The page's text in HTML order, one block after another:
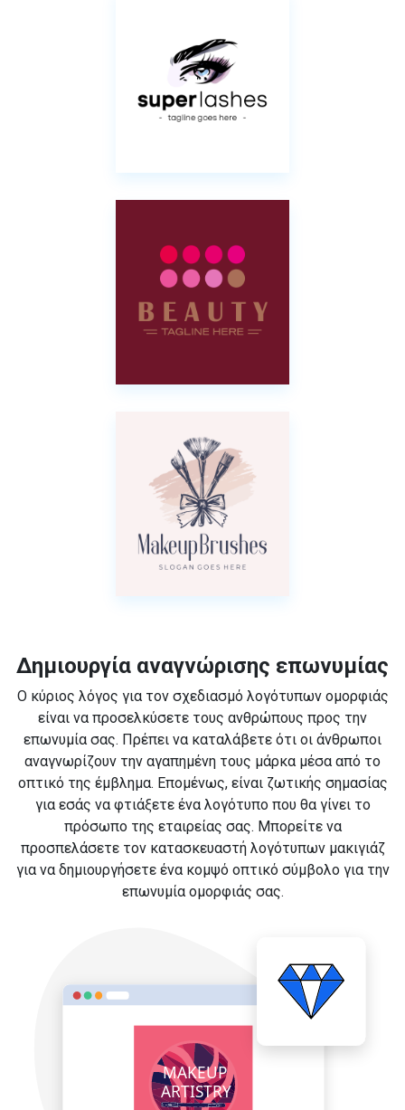
Δημιουργία αναγνώρισης επωνυμίας
Ο κύριος λόγος για τον σχεδιασμό λογότυπων ομορφιάς
είναι να προσελκύσετε τους ανθρώπους προς την
επωνυμία σας. Πρέπει να καταλάβετε ότι οι άνθρωποι
αναγνωρίζουν την αγαπημένη τους μάρκα μέσα από το
οπτικό της έμβλημα. Επομένως, είναι ζωτικής σημασίας
για εσάς να φτιάξετε ένα λογότυπο που θα γίνει το
πρόσωπο της εταιρείας σας. Μπορείτε να
προσπελάσετε τον κατασκευαστή λογότυπων μακιγιάζ
για να δημιουργήσετε ένα κομψό οπτικό σύμβολο για την
επωνυμία ομορφιάς σας.